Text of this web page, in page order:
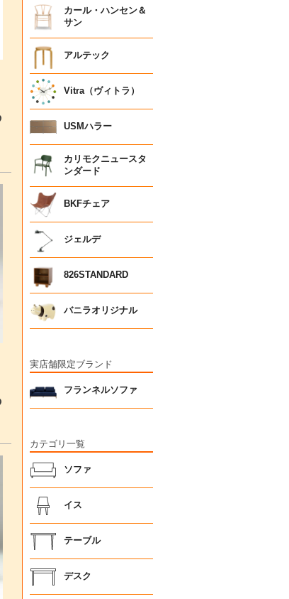
カール・ハンセン＆
サン
アルテック
Vitra（ヴィトラ）
USMハラー
カリモクニュースタ
ンダード
BKFチェア
ジェルデ
826STANDARD
バニラオリジナル
実店舗限定ブランド
フランネルソファ
カテゴリ一覧
ソファ
イス
テーブル
デスク